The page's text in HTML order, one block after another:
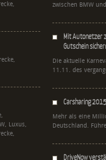
Luxus,
zwischen BMW
Mit Autonetzer
Gutschein
Die aktuelle
11.11. des
Carsharing
Mehr als eine
Deutschland.
DriveNow